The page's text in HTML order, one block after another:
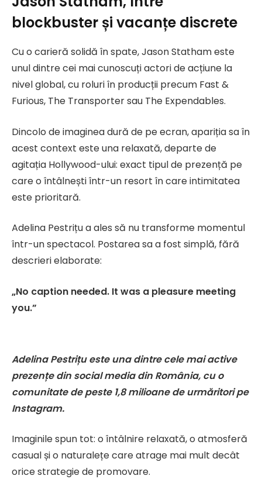
blockbuster și vacanțe discrete
Cu o carieră solidă în spate, Jason Statham este
unul dintre cei mai cunoscuți actori de acțiune la
nivel global, cu roluri în producții precum Fast &
Furious, The Transporter sau The Expendables.
Dincolo de imaginea dură de pe ecran, apariția sa în
acest context este una relaxată, departe de
agitația Hollywood-ului: exact tipul de prezență pe
care o întâlnești într-un resort în care intimitatea
este prioritară.
Adelina Pestrițu a ales să nu transforme momentul
într-un spectacol. Postarea sa a fost simplă, fără
descrieri elaborate:
„No caption needed. It was a pleasure meeting
you.”
Adelina Pestrițu este una dintre cele mai active
prezențe din social media din România, cu o
comunitate de peste 1,8 milioane de urmăritori pe
Instagram.
Imaginile spun tot: o întâlnire relaxată, o atmosferă
casual și o naturalețe care atrage mai mult decât
orice strategie de promovare.